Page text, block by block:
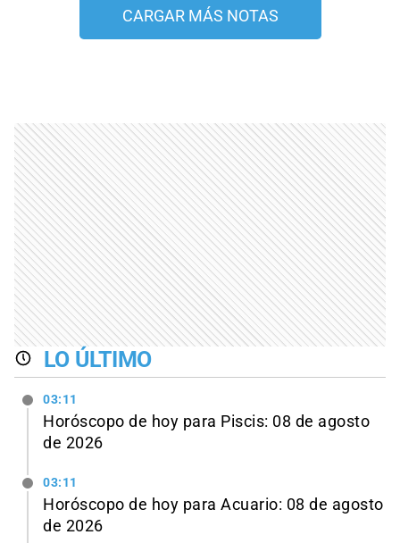
CARGAR MÁS NOTAS
LO ÚLTIMO
03:11
Horóscopo de hoy para Piscis: 08 de agosto
de 2026
03:11
Horóscopo de hoy para Acuario: 08 de agosto
de 2026